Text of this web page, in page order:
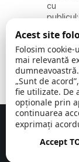
cu
publicul:
08:00 -
16:30
, vineri:
08:00 -
14:00
Comuna
Concept
Acest site
Folosim
mai relevantă
„Sunt de
fie utilizate. De
opționale prin
continuarea
exprimați
Accept